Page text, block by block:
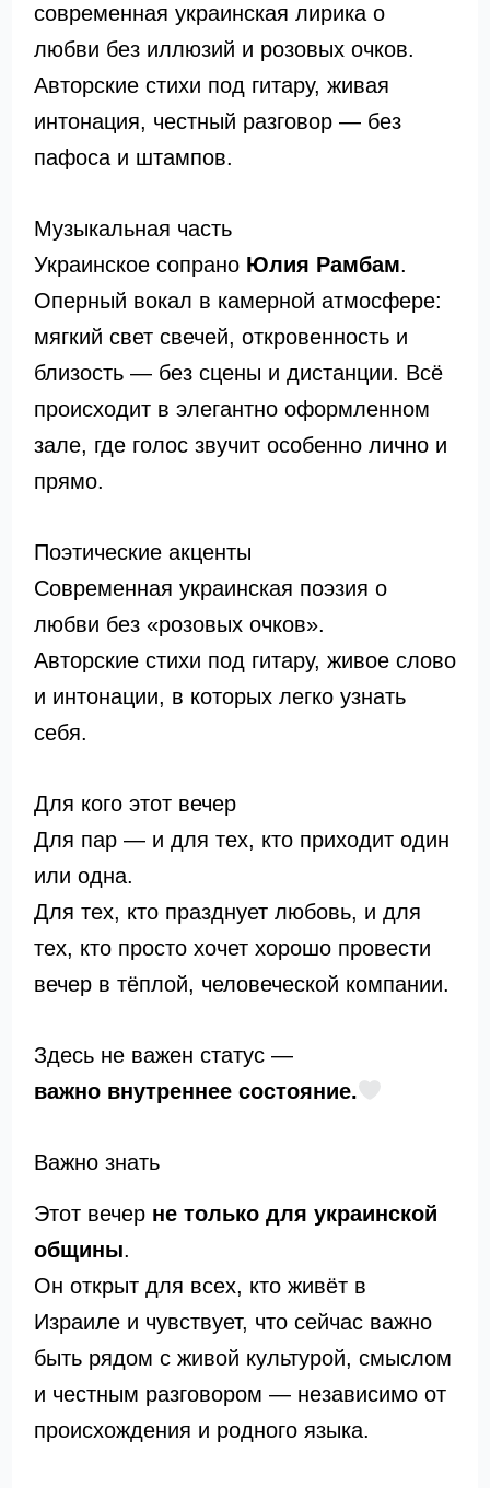
современная украинская лирика о
любви без иллюзий и розовых очков.
Авторские стихи под гитару, живая
интонация, честный разговор — без
пафоса и штампов.
Музыкальная часть
Украинское сопрано Юлия Рамбам.
Оперный вокал в камерной атмосфере:
мягкий свет свечей, откровенность и
близость — без сцены и дистанции. Всё
происходит в элегантно оформленном
зале, где голос звучит особенно лично и
прямо.
Поэтические акценты
Современная украинская поэзия о
любви без «розовых очков».
Авторские стихи под гитару, живое слово
и интонации, в которых легко узнать
себя.
Для кого этот вечер
Для пар — и для тех, кто приходит один
или одна.
Для тех, кто празднует любовь, и для
тех, кто просто хочет хорошо провести
вечер в тёплой, человеческой компании.
Здесь не важен статус —
важно внутреннее состояние.
Важно знать
Этот вечер не только для украинской
общины.
Он открыт для всех, кто живёт в
Израиле и чувствует, что сейчас важно
быть рядом с живой культурой, смыслом
и честным разговором — независимо от
происхождения и родного языка.